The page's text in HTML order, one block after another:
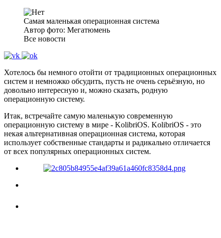
Самая маленькая операционная система
Автор фото: Мегатюмень
Все новости
Хотелось бы немного отойти от традиционных операционных
систем и немножко обсудить, пусть не очень серьёзную, но
довольно интересную и, можно сказать, родную
операционную систему.
Итак, встречайте самую маленькую современную
операционную систему в мире - KolibriOS. KolibriOS - это
некая альтернативная операционная система, которая
использует собственные стандарты и радикально отличается
от всех популярных операционных систем.